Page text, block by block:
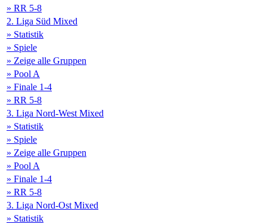
» RR 5-8
2. Liga Süd Mixed
» Statistik
» Spiele
» Zeige alle Gruppen
» Pool A
» Finale 1-4
» RR 5-8
3. Liga Nord-West Mixed
» Statistik
» Spiele
» Zeige alle Gruppen
» Pool A
» Finale 1-4
» RR 5-8
3. Liga Nord-Ost Mixed
» Statistik